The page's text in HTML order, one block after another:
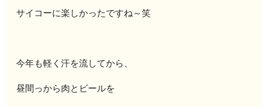
サイコーに楽しかったですね～笑
今年も軽く汗を流してから、
昼間っから肉とビールを